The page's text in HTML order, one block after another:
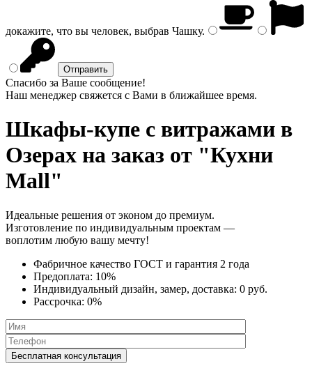
докажите, что вы человек, выбрав Чашку.
Спасибо за Ваше сообщение!
Наш менеджер свяжется с Вами в ближайшее время.
Шкафы-купе с витражами в
Озерах на заказ от "Кухни
Mall"
Идеальные решения от эконом до премиум.
Изготовление по индивидуальным проектам —
воплотим любую вашу мечту!
Фабричное качество ГОСТ и гарантия 2 года
Предоплата: 10%
Индивидуальный дизайн, замер, доставка: 0 руб.
Рассрочка: 0%